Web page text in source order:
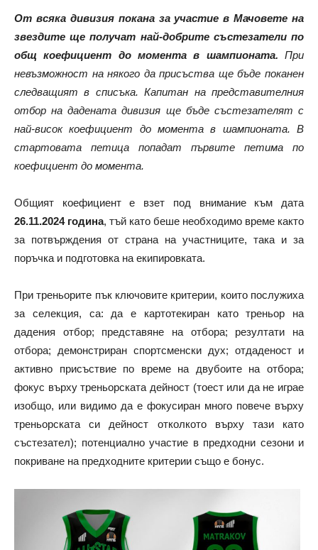
От всяка дивизия покана за участие в Мачовете на
звездите ще получат най-добрите състезатели по
общ коефициент до момента в шампионата. При
невъзможност на някого да присъства ще бъде поканен
следващият в списъка. Капитан на представителния
отбор на дадената дивизия ще бъде състезателят с
най-висок коефициент до момента в шампионата. В
стартовата петица попадат първите петима по
коефициент до момента.
Общият коефициент е взет под внимание към дата
26.11.2024 година, тъй като беше необходимо време както
за потвърждения от страна на участниците, така и за
поръчка и подготовка на екипировката.
При треньорите пък ключовите критерии, които послужиха
за селекция, са: да е картотекиран като треньор на
дадения отбор; представяне на отбора; резултати на
отбора; демонстриран спортсменски дух; отдаденост и
активно присъствие по време на двубоите на отбора;
фокус върху треньорската дейност (тоест или да не играе
изобщо, или видимо да е фокусиран много повече върху
треньорската си дейност отколкото върху тази като
състезател); потенциално участие в предходни сезони и
покриване на предходните критерии също е бонус.